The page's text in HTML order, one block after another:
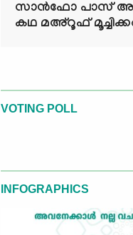
സാൻഫോ പാസ്
കഥ മഅ്റൂഫ്
VOTING POLL
INFOGRAPHICS